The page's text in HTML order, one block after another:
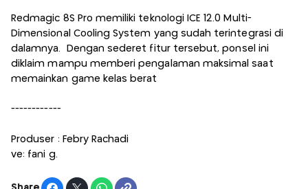
Redmagic 8S Pro memiliki teknologi ICE 12.0 Multi-
Dimensional Cooling System yang sudah terintegrasi di
dalamnya. Dengan sederet fitur tersebut, ponsel ini
diklaim mampu memberi pengalaman maksimal saat
memainkan game kelas berat
------------
Produser : Febry Rachadi
ve: fani g.